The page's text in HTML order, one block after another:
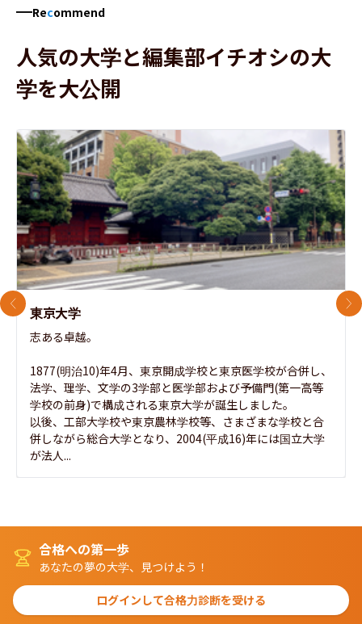
Recommend
人気の大学と編集部イチオシの大
学を大公開
東京大学
志ある卓越。
1877(明治10)年4月、東京開成学校と東京医学校が合併し、
法学、理学、文学の3学部と医学部および予備門(第一高等
学校の前身)で構成される東京大学が誕生しました。
以後、工部大学校や東京農林学校等、さまざまな学校と合
併しながら総合大学となり、2004(平成16)年には国立大学
が法人...
前のスライド 次
合格への第一歩
あなたの夢の大学、見つけよう！
ログインして合格力診断を受ける